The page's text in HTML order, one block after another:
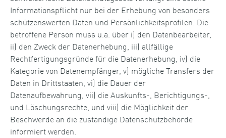
Informationspflicht nur bei der Erhebung von besonders
schützenswerten Daten und Persönlichkeitsprofilen. Die
betroffene Person muss u.a. über i) den Datenbearbeiter,
ii) den Zweck der Datenerhebung, iii) allfällige
Rechtfertigungsgründe für die Datenerhebung, iv) die
Kategorie von Datenempfänger, v) mögliche Transfers der
Daten in Drittstaaten, vi) die Dauer der
Datenaufbewahrung, vii) die Auskunfts-, Berichtigungs-,
und Löschungsrechte, und viii) die Möglichkeit der
Beschwerde an die zuständige Datenschutzbehörde
informiert werden.